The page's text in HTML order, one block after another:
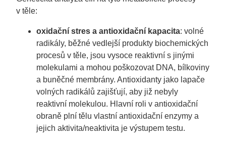
v těle:
oxidační stres a antioxidační kapacita: volné
radikály, běžné vedlejší produkty biochemických
procesů v těle, jsou vysoce reaktivní s jinými
molekulami a mohou poškozovat DNA, bílkoviny
a buněčné membrány. Antioxidanty jako lapače
volných radikálů zajišťují, aby již nebyly
reaktivní molekulou. Hlavní roli v antioxidační
obraně plní tělu vlastní antioxidační enzymy a
jejich aktivita/neaktivita je výstupem testu.